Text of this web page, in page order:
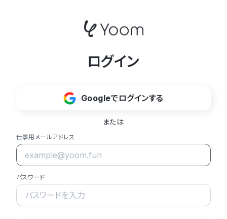
ログイン
Googleでログインする
または
仕事用メールアドレス
パスワード